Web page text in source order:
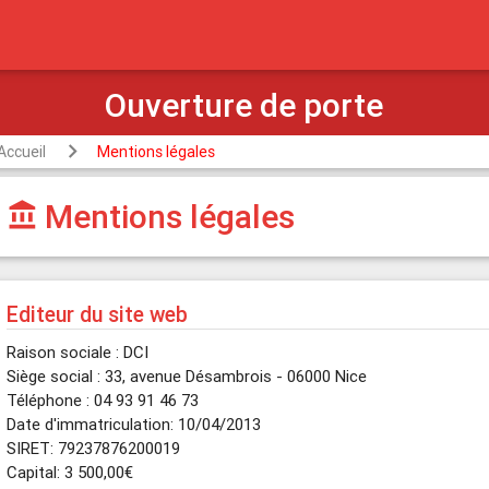
Mentions légales
account_balance Mentions légales
Editeur du site web
Raison sociale : DCI
Siège social : 33, avenue Désambrois - 06000 Nice
Téléphone : 04 93 91 46 73
Date d'immatriculation: 10/04/2013
SIRET: 79237876200019
Capital: 3 500,00€